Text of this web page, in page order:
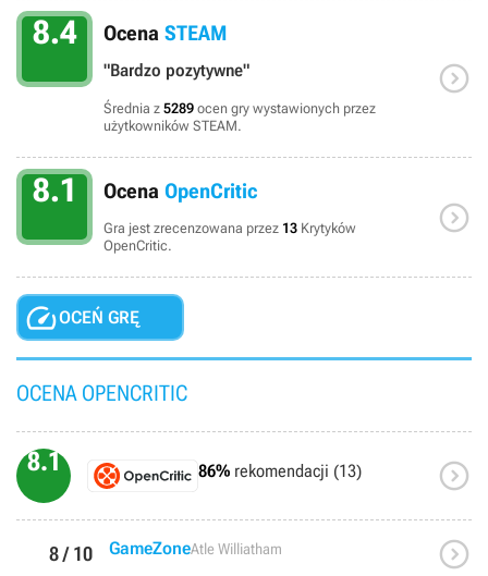
8.4 Ocena STEAM
"Bardzo pozytywne"
Średnia z 5289 ocen gry wystawionych przez
użytkowników STEAM.

8.1 Ocena OpenCritic
Gra jest zrecenzowana przez 13 Krytyków
OpenCritic.

OCEŃ GRĘ
OCENA OPENCRITIC
8.1 86% rekomendacji (13) 
8 / 10 GameZoneAtle Williatham 